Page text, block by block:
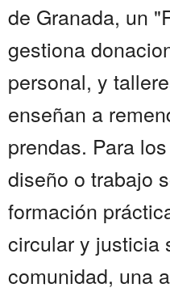
de Granada, un
gestiona
personal, y
enseñan a
prendas. Para
diseño o trabajo
formación
circular y justicia
comunidad, una